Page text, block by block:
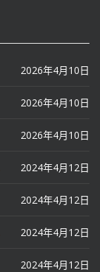
2026年4月10日
2026年4月10日
2026年4月10日
2024年4月12日
2024年4月12日
2024年4月12日
2024年4月12日